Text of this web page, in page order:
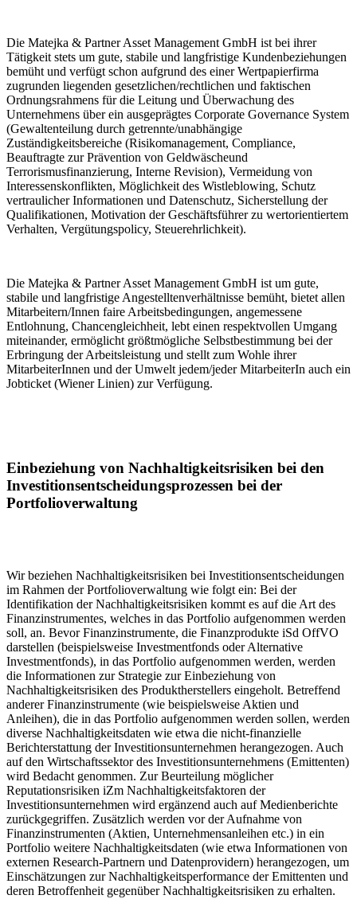
Die Matejka & Partner Asset Management GmbH ist bei ihrer
Tätigkeit stets um gute, stabile und langfristige Kundenbeziehungen
bemüht und verfügt schon aufgrund des einer Wertpapierfirma
zugrunden liegenden gesetzlichen/rechtlichen und faktischen
Ordnungsrahmens für die Leitung und Überwachung des
Unternehmens über ein ausgeprägtes Corporate Governance System
(Gewaltenteilung durch getrennte/unabhängige
Zuständigkeitsbereiche (Risikomanagement, Compliance,
Beauftragte zur Prävention von Geldwäscheund
Terrorismusfinanzierung, Interne Revision), Vermeidung von
Interessenskonflikten, Möglichkeit des Wistleblowing, Schutz
vertraulicher Informationen und Datenschutz, Sicherstellung der
Qualifikationen, Motivation der Geschäftsführer zu wertorientiertem
Verhalten, Vergütungspolicy, Steuerehrlichkeit).
Die Matejka & Partner Asset Management GmbH ist um gute,
stabile und langfristige Angestelltenverhältnisse bemüht, bietet allen
Mitarbeitern/Innen faire Arbeitsbedingungen, angemessene
Entlohnung, Chancengleichheit, lebt einen respektvollen Umgang
miteinander, ermöglicht größtmögliche Selbstbestimmung bei der
Erbringung der Arbeitsleistung und stellt zum Wohle ihrer
MitarbeiterInnen und der Umwelt jedem/jeder MitarbeiterIn auch ein
Jobticket (Wiener Linien) zur Verfügung.
Einbeziehung von Nachhaltigkeitsrisiken bei den
Investitionsentscheidungsprozessen bei der
Portfolioverwaltung
Wir beziehen Nachhaltigkeitsrisiken bei Investitionsentscheidungen
im Rahmen der Portfolioverwaltung wie folgt ein: Bei der
Identifikation der Nachhaltigkeitsrisiken kommt es auf die Art des
Finanzinstrumentes, welches in das Portfolio aufgenommen werden
soll, an. Bevor Finanzinstrumente, die Finanzprodukte iSd OffVO
darstellen (beispielsweise Investmentfonds oder Alternative
Investmentfonds), in das Portfolio aufgenommen werden, werden
die Informationen zur Strategie zur Einbeziehung von
Nachhaltigkeitsrisiken des Produktherstellers eingeholt. Betreffend
anderer Finanzinstrumente (wie beispielsweise Aktien und
Anleihen), die in das Portfolio aufgenommen werden sollen, werden
diverse Nachhaltigkeitsdaten wie etwa die nicht-finanzielle
Berichterstattung der Investitionsunternehmen herangezogen. Auch
auf den Wirtschaftssektor des Investitionsunternehmens (Emittenten)
wird Bedacht genommen. Zur Beurteilung möglicher
Reputationsrisiken iZm Nachhaltigkeitsfaktoren der
Investitionsunternehmen wird ergänzend auch auf Medienberichte
zurückgegriffen. Zusätzlich werden vor der Aufnahme von
Finanzinstrumenten (Aktien, Unternehmensanleihen etc.) in ein
Portfolio weitere Nachhaltigkeitsdaten (wie etwa Informationen von
externen Research-Partnern und Datenprovidern) herangezogen, um
Einschätzungen zur Nachhaltigkeitsperformance der Emittenten und
deren Betroffenheit gegenüber Nachhaltigkeitsrisiken zu erhalten.